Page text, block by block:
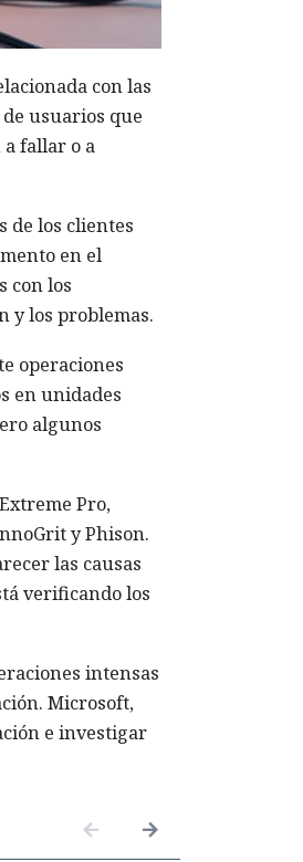
con las
usuarios que
a fallar o a
de los clientes
en el
con los
y los problemas.
operaciones
en unidades
algunos
Pro,
y Phison.
las causas
verificando los
intensas
Microsoft,
e investigar